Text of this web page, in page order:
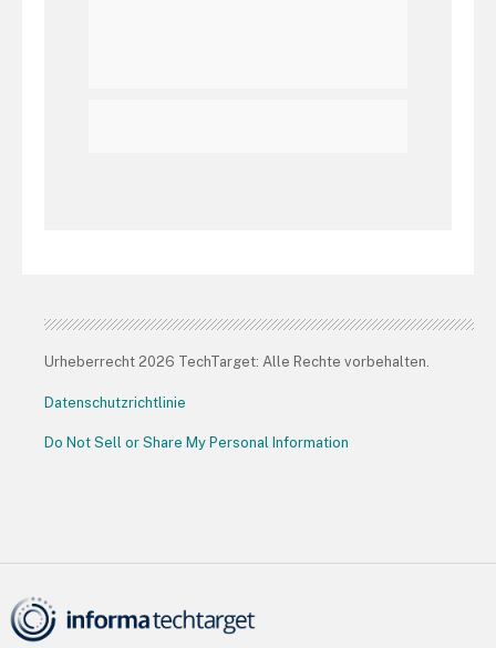
Urheberrecht 2026 TechTarget: Alle Rechte vorbehalten.
Datenschutzrichtlinie
Do Not Sell or Share My Personal Information